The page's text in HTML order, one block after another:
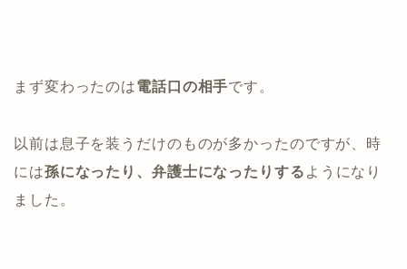
まず変わったのは電話口の相手です。
以前は息子を装うだけのものが多かったのですが、時
には孫になったり、弁護士になったりする ようになり
ました。